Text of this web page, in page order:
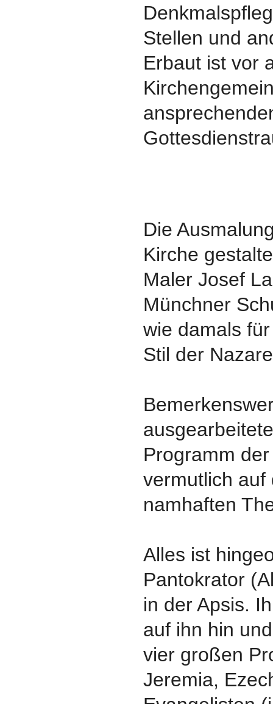
Stellen und
Erbaut ist vor
Die
Kirche
Maler Josef
Münchner
wie damals
Stil der
Programm
vermutlich auf
namhaften
Alles ist
Pantokrator
in der Apsis.
auf ihn hin
vier großen
Jeremia,